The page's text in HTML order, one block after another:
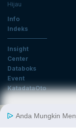
Hijau
Info
Indeks
Insight
Center
Databoks
Event
KatadataOto
Langganan Newsletter